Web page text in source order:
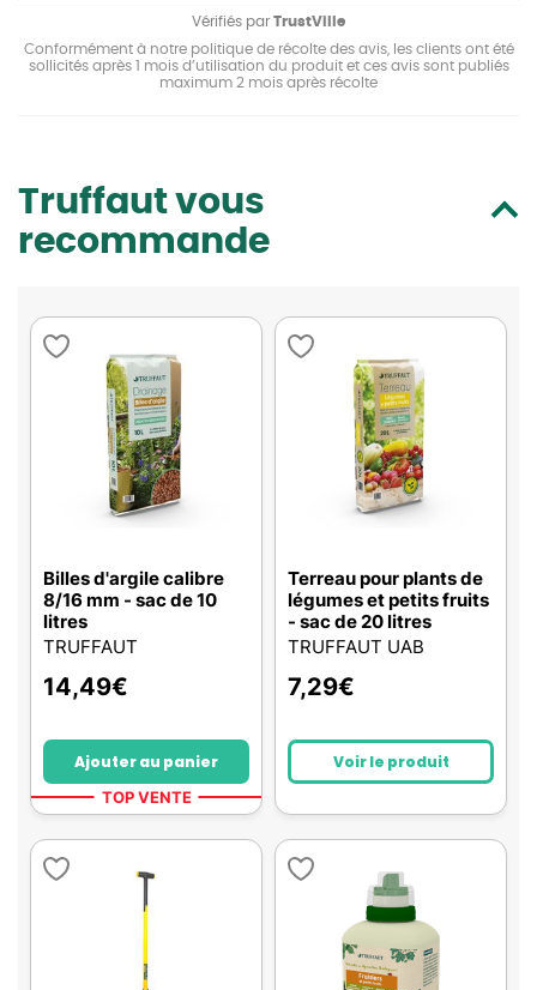
Vérifiés par TrustVille
Conformément à notre politique de récolte des avis, les clients ont été
sollicités après 1 mois d’utilisation du produit et ces avis sont publiés
maximum 2 mois après récolte
Truffaut vous
recommande
Billes d'argile calibre
8/16 mm - sac de 10
litres
TRUFFAUT
14,49€
Ajouter au panier
TOP VENTE
Terreau pour plants de
légumes et petits fruits
- sac de 20 litres
TRUFFAUT UAB
7,29€
Voir le produit